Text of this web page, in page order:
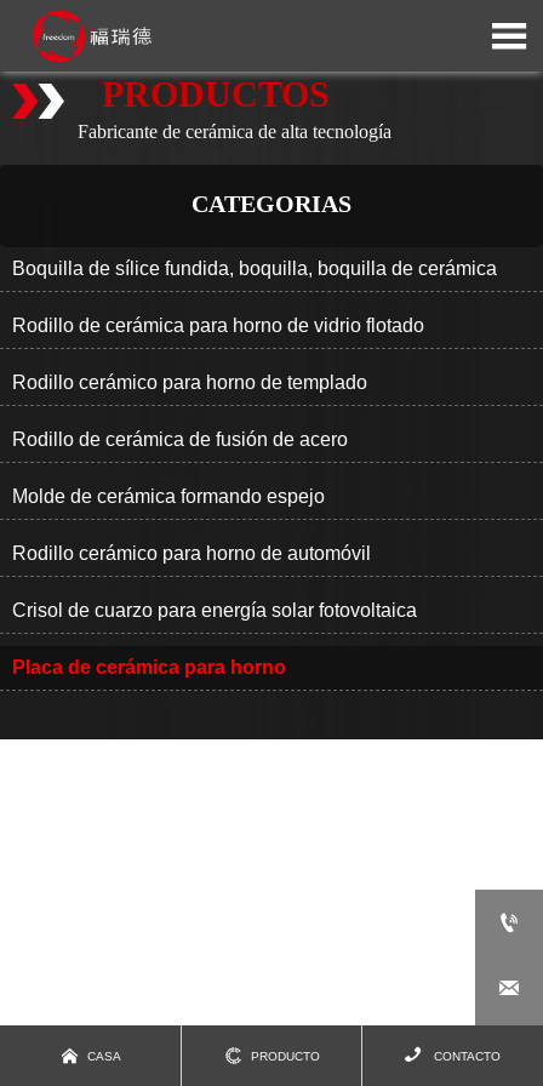

PRODUCTOS
Fabricante de cerámica de alta tecnología
CATEGORIAS
Boquilla de sílice fundida, boquilla, boquilla de cerámica
Rodillo de cerámica para horno de vidrio flotado
Rodillo cerámico para horno de templado
Rodillo de cerámica de fusión de acero
Molde de cerámica formando espejo
Rodillo cerámico para horno de automóvil
Crisol de cuarzo para energía solar fotovoltaica
Placa de cerámica para horno
 CASA  PRODUCTO  CONTACTO


